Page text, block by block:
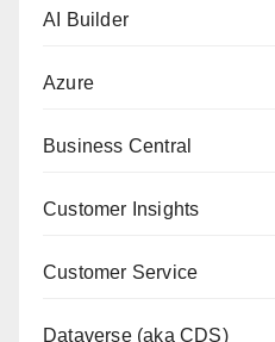
AI Builder
Azure
Business Central
Customer Insights
Customer Service
Dataverse (aka CDS)